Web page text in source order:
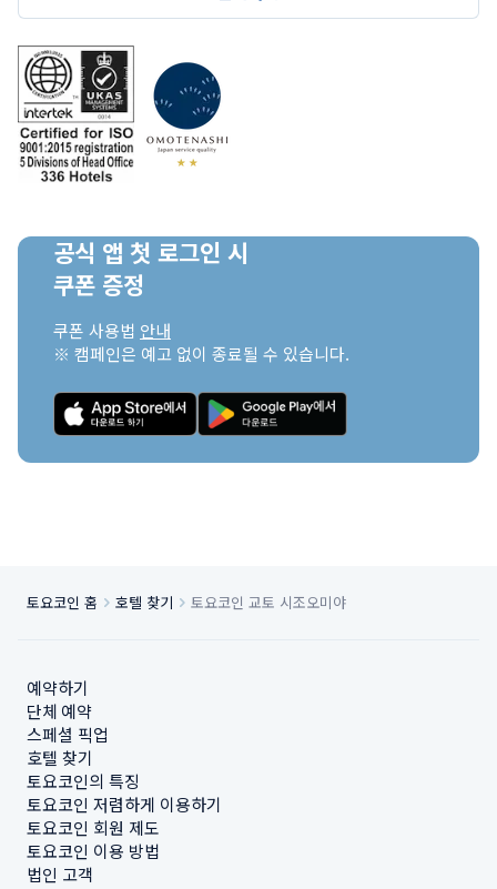
공식 앱 첫 로그인 시
쿠폰 증정
쿠폰 사용법 안내
※ 캠페인은 예고 없이 종료될 수 있습니다.
토요코인 홈 호텔 찾기 토요코인 교토 시조오미야
예약하기
단체 예약
스페셜 픽업
호텔 찾기
토요코인의 특징
토요코인 저렴하게 이용하기
토요코인 회원 제도
토요코인 이용 방법
법인 고객